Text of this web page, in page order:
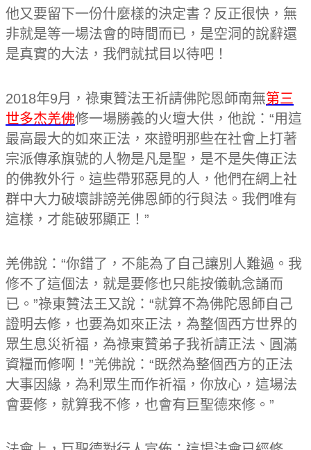
他又要留下一份什麼樣的決定書？反正很快，無
非就是等一場法會的時間而已，是空洞的說辭還
是真實的大法，我們就拭目以待吧！
2018年9月，祿東贊法王祈請佛陀恩師南無第三
世多杰羌佛修一場勝義的火壇大供，他說：“用這
最高最大的如來正法，來證明那些在社會上打著
宗派傳承旗號的人物是凡是聖，是不是失傳正法
的佛教外行。這些帶邪惡見的人，他們在網上社
群中大力破壞誹謗羌佛恩師的行與法。我們唯有
這樣，才能破邪顯正！”
羌佛說：“你錯了，不能為了自己讓別人難過。我
修不了這個法，就是要修也只能按儀軌念誦而
已。”祿東贊法王又說：“就算不為佛陀恩師自己
證明去修，也要為如來正法，為整個西方世界的
眾生息災祈福，為祿東贊弟子我祈請正法、圓滿
資糧而修啊！”羌佛說：“既然為整個西方的正法
大事因緣，為利眾生而作祈福，你放心，這場法
會要修，就算我不修，也會有巨聖德來修。”